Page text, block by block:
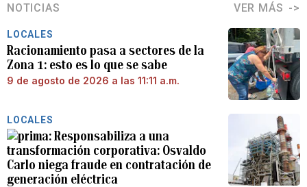
NOTICIAS VER MÁS
LOCALES
Racionamiento pasa a sectores de la
Zona 1: esto es lo que se sabe
9 de agosto de 2026 a las 11:11 a.m.
LOCALES
Responsabiliza a una
transformación corporativa: Osvaldo
Carlo niega fraude en contratación de
generación eléctrica